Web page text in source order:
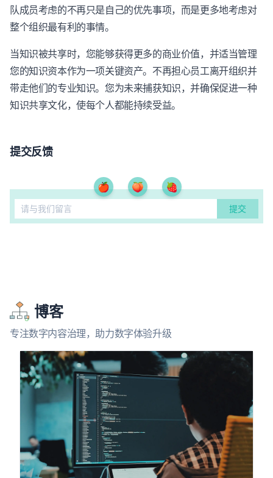
队成员考虑的不再只是自己的优先事项，而是更多地考虑对
整个组织最有利的事情。
当知识被共享时，您能够获得更多的商业价值，并适当管理
您的知识资本作为一项关键资产。不再担心员工离开组织并
带走他们的专业知识。您为未来捕获知识，并确保促进一种
知识共享文化，使每个人都能持续受益。
提交反馈
🍎 🍑 🍓
博客
专注数字内容治理，助力数字体验升级